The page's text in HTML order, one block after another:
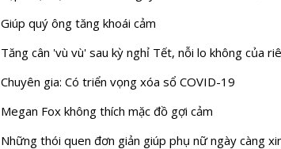
Giúp quý ông tăng khoái cảm
Tăng cân 'vù vù' sau kỳ nghỉ Tết, nỗi lo không của
Chuyên gia: Có triển vọng xóa sổ COVID-19
Megan Fox không thích mặc đồ gợi cảm
Những thói quen đơn giản giúp phụ nữ ngày càng